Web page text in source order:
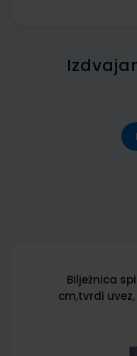
Bilježnica
cm,tvrdi